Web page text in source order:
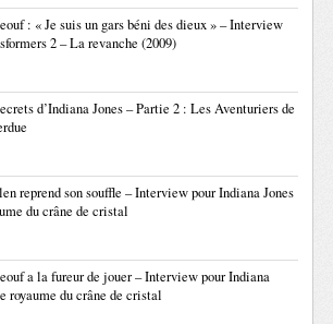
: « Je suis un gars béni des dieux » – Interview
2 – La revanche (2009)
d’Indiana Jones – Partie 2 : Les Aventuriers de
reprend son souffle – Interview pour Indiana Jones
du crâne de cristal
a la fureur de jouer – Interview pour Indiana
royaume du crâne de cristal